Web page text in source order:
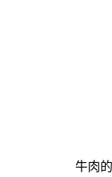
牛肉